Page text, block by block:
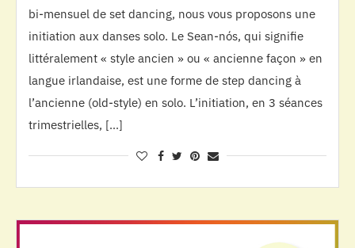
bi-mensuel de set dancing, nous vous proposons une
initiation aux danses solo. Le Sean-nós, qui signifie
littéralement « style ancien » ou « ancienne façon » en
langue irlandaise, est une forme de step dancing à
l’ancienne (old-style) en solo. L’initiation, en 3 séances
trimestrielles, […]